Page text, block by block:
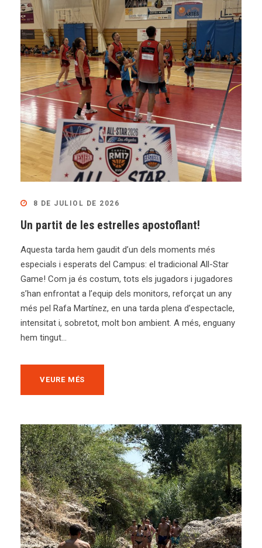
8 DE JULIOL DE 2026
Un partit de les estrelles apostoflant!
Aquesta tarda hem gaudit d’un dels moments més
especials i esperats del Campus: el tradicional All-Star
Game! Com ja és costum, tots els jugadors i jugadores
s’han enfrontat a l’equip dels monitors, reforçat un any
més pel Rafa Martínez, en una tarda plena d’espectacle,
intensitat i, sobretot, molt bon ambient. A més, enguany
hem tingut...
VEURE MÉS